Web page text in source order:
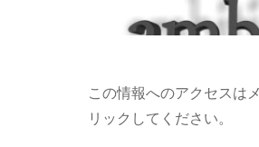
この情報へのアクセスは
リックしてください。